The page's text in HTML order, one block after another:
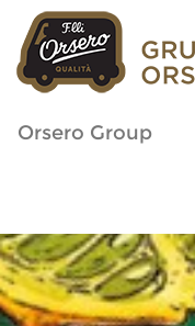
Orsero Group